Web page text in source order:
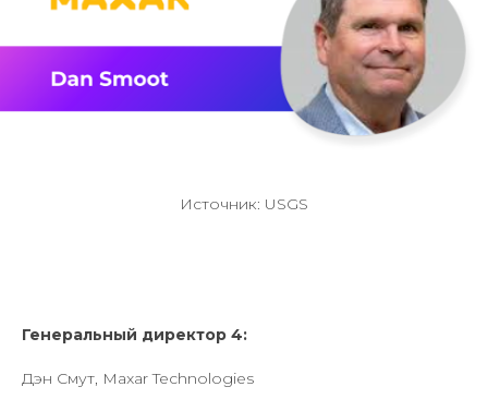
Источник: USGS
Генеральный директор 4:
Дэн Смут, Maxar Technologies